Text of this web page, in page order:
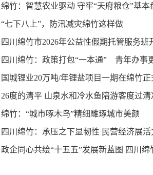
绵竹：智慧农业驱动 守牢“天府粮仓”基本
“七下八上”，防汛减灾绵竹这样做
四川绵竹市2026年公益性假期托管服务班
四川绵竹：政策打包“一本通” 青年办事
国城锂业20万吨/年锂盐项目一期在绵竹正
26度的清平 山泉水和冷水鱼陪游客度过清
绵竹：“城市啄木鸟”精细雕琢城市美颜
四川绵竹：承压之下显韧性 民营经济展活
政企同心共绘“十五五”发展新蓝图 四川